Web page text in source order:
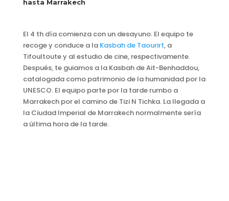
hasta Marrakech
El 4 th día comienza con un desayuno. El equipo te
recoge y conduce a la Kasbah de Taourirt, a
Tifoultoute y al estudio de cine, respectivamente.
Después, te guiamos a la Kasbah de Ait-Benhaddou,
catalogada como patrimonio de la humanidad por la
UNESCO. El equipo parte por la tarde rumbo a
Marrakech por el camino de Tizi N Tichka. La llegada a
la Ciudad Imperial de Marrakech normalmente sería
a última hora de la tarde.